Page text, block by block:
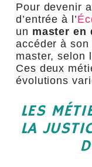
Pour devenir
d’entrée à l’
un master en
accéder à
master, selon
Ces deux
évolutions
LES
LA